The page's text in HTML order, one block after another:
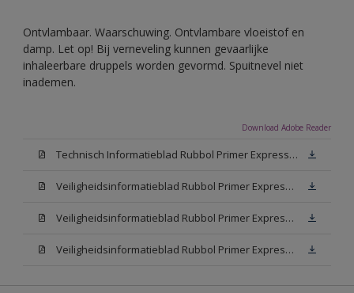
Ontvlambaar. Waarschuwing. Ontvlambare vloeistof en
damp. Let op! Bij verneveling kunnen gevaarlijke
inhaleerbare druppels worden gevormd. Spuitnevel niet
inademen.
Download Adobe Reader
Technisch Informatieblad Rubbol Primer Express (PDF)
Veiligheidsinformatieblad Rubbol Primer Express White (MSDS)
Veiligheidsinformatieblad Rubbol Primer Express W05 (MSDS)
Veiligheidsinformatieblad Rubbol Primer Express N00 (MSDS)